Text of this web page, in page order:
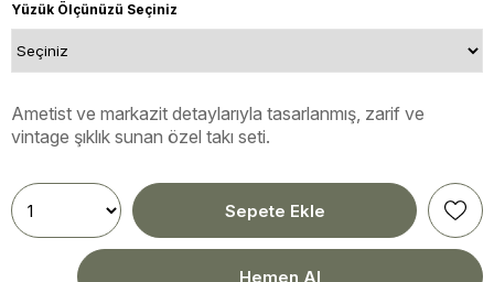
Yüzük Ölçünüzü Seçiniz
Ametist ve markazit detaylarıyla tasarlanmış, zarif ve
vintage şıklık sunan özel takı seti.